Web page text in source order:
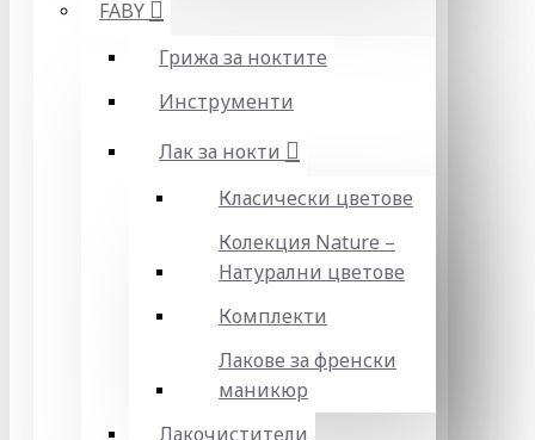
FABY
Грижа за ноктите
Инструменти
Лак за нокти
Класически цветове
Колекция Nature –
Натурални цветове
Комплекти
Лакове за френски
маникюр
Лакочистители